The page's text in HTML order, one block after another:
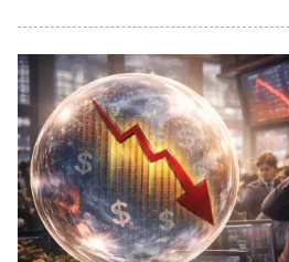
výsledcích ještě před zdaněním.